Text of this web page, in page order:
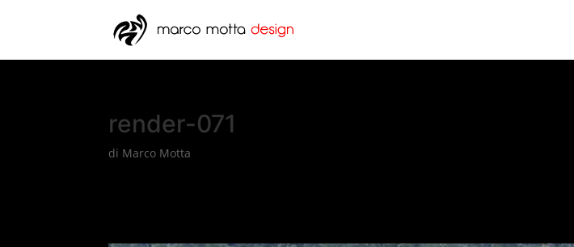
render-071
di Marco Motta